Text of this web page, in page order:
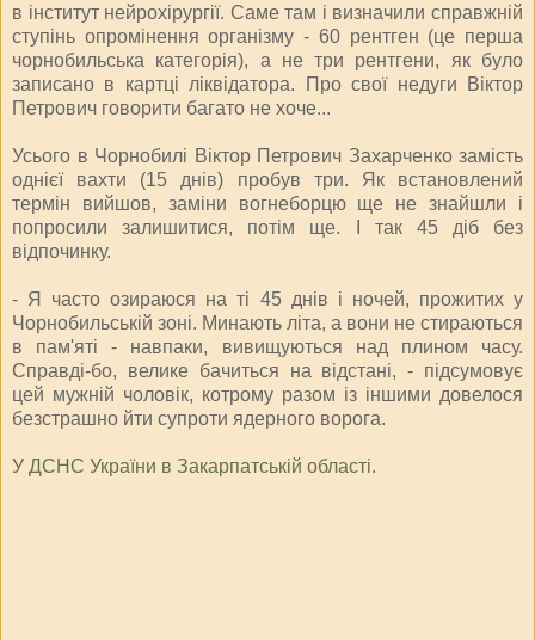
в інститут нейрохірургії. Саме там і визначили справжній
ступінь опромінення організму - 60 рентген (це перша
чорнобильська категорія), а не три рентгени, як було
записано в картці ліквідатора. Про свої недуги Віктор
Петрович говорити багато не хоче...
Усього в Чорнобилі Віктор Петрович Захарченко замість
однієї вахти (15 днів) пробув три. Як встановлений
термін вийшов, заміни вогнеборцю ще не знайшли і
попросили залишитися, потім ще. І так 45 діб без
відпочинку.
- Я часто озираюся на ті 45 днів і ночей, прожитих у
Чорнобильській зоні. Минають літа, а вони не стираються
в пам'яті - навпаки, вивищуються над плином часу.
Справді-бо, велике бачиться на відстані, - підсумовує
цей мужній чоловік, котрому разом із іншими довелося
безстрашно йти супроти ядерного ворога.
У ДСНС України в Закарпатській області.